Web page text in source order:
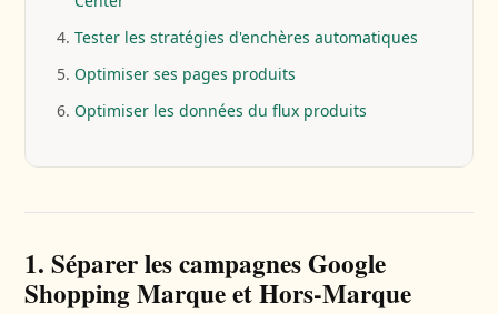
Tester les stratégies d'enchères automatiques
Optimiser ses pages produits
Optimiser les données du flux produits
1. Séparer les campagnes Google
Shopping Marque et Hors-Marque